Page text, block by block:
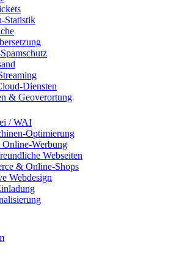
Statistik
Diensten
& Geoverortung
/ WAI
Optimierung
Werbung
Webseiten
& Online-Shops
Webdesign